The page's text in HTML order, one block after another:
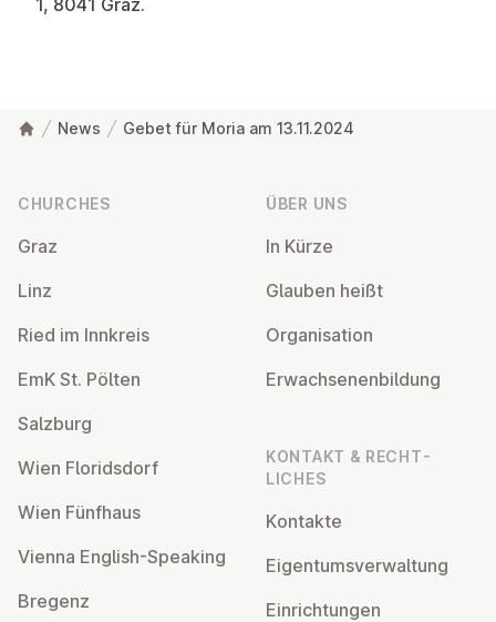
News Gebet für Moria am 13.11.2024
CHURCHES
Graz
Linz
Ried im Innkreis
EmK St. Pölten
Salzburg
Wien Flor­idsdorf
Wien Fünfhaus
Vienna English-Speaking
Bregenz
ÜBER UNS
In Kürze
Glauben heißt
Or­gan­isa­tion
Er­wach­sen­en­bildung
KONTAKT & RECHT­
LICHES
Kontakte
Ei­gentums­ver­wal­tung
Ein­rich­tun­gen